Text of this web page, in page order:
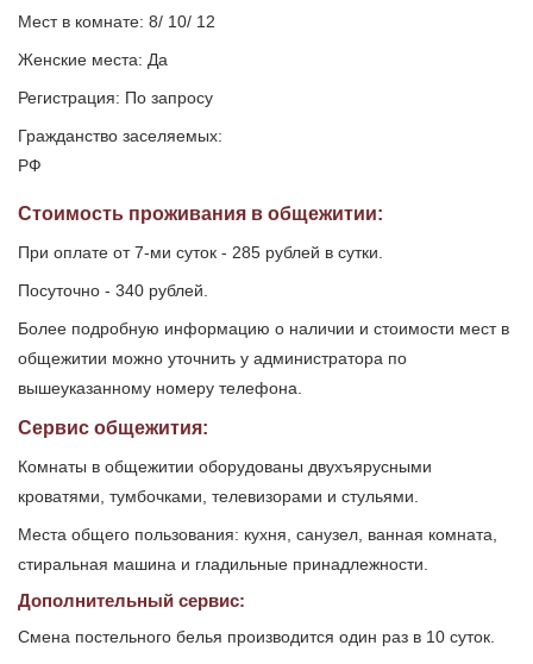
Мест в комнате: 8/ 10/ 12
Женские места: Да
Регистрация: По запросу
Гражданство заселяемых:
РФ
Стоимость проживания в общежитии:
При оплате от 7-ми суток - 285 рублей в сутки.
Посуточно - 340 рублей.
Более подробную информацию о наличии и стоимости мест в
общежитии можно уточнить у администратора по
вышеуказанному номеру телефона.
Сервис общежития:
Комнаты в общежитии оборудованы двухъярусными
кроватями, тумбочками, телевизорами и стульями.
Места общего пользования: кухня, санузел, ванная комната,
стиральная машина и гладильные принадлежности.
Дополнительный сервис:
Смена постельного белья производится один раз в 10 суток.